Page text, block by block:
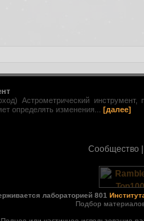
Астрометрический инструмент,
определять изменения... [далее]
Сообщество
лабораторией 801
Подбор